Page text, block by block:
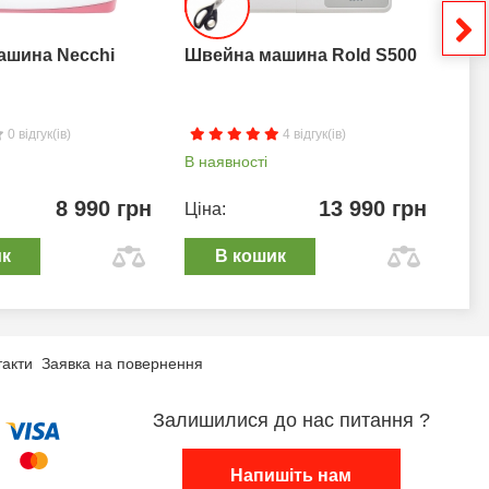
Necchi
0 відгук(ів)
8 990 грн
Швейна машина Rold S500
4 відгук(ів)
В наявності
Ціна: 13 990 грн
В кошик
Заявка на повернення
Залишилися до нас питання ?
Напишіть нам